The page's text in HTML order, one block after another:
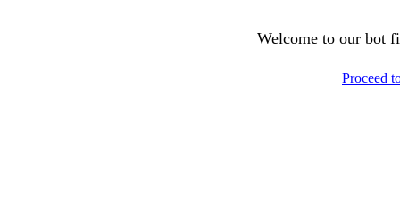
Welcome to our bot
Proceed